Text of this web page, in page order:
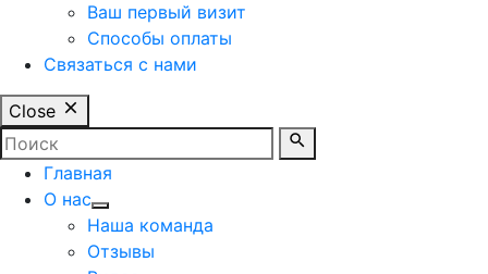
Ваш первый визит
Способы оплаты
Связаться с нами
Close
Главная
О нас
Наша команда
Отзывы